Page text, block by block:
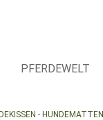
PFERDEWELT
- HUNDEMATTEN